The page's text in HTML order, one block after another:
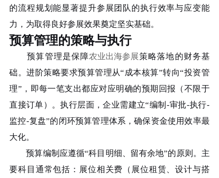
的流程规划能显著提升参展团队的执行效率与应变能
力，为取得良好参展效果奠定坚实基础。
预算管理的策略与执行
预算管理是保障农业出海参展策略落地的财务基
础。进阶策略要求预算管理从“成本核算”转向“投资管
理”，即每一笔支出都应对应明确的预期回报（不限于
直接订单）。执行层面，企业需建立“编制-审批-执行-
监控-复盘”的闭环预算管理体系，确保资金使用效率最
大化。
预算编制应遵循“科目明细、留有余地”的原则。主
要科目通常包括：展位相关费（展位租赁、设计与搭